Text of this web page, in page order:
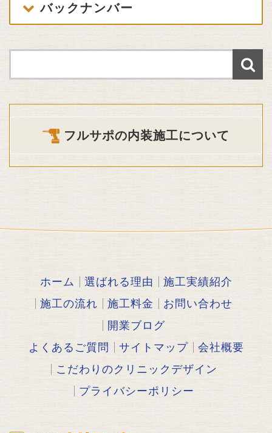
バックナンバー
フルサポの内装施工について
ホーム 選ばれる理由
施工実績紹介
施工の流れ
施工料金
お問い合わせ
開業ブログ
よくあるご質問
サイトマップ
会社概要
こだわりのクリニックデザイン
プライバシーポリシー